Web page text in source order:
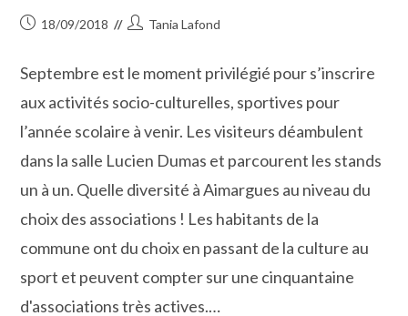
Publication
18/09/2018
Auteur/autrice
publication :
Tania Lafond
Septembre est le moment privilégié pour s’inscrire
aux activités socio-culturelles, sportives pour
l’année scolaire à venir. Les visiteurs déambulent
dans la salle Lucien Dumas et parcourent les stands
un à un. Quelle diversité à Aimargues au niveau du
choix des associations ! Les habitants de la
commune ont du choix en passant de la culture au
sport et peuvent compter sur une cinquantaine
d'associations très actives.…